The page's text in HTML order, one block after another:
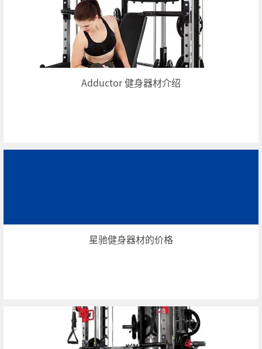
Adductor 健身器材介绍
星驰健身器材的价格